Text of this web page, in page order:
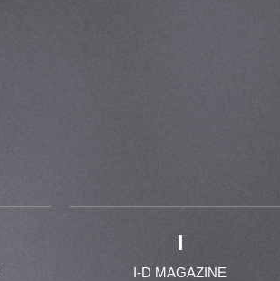
I
I-D MAGAZINE